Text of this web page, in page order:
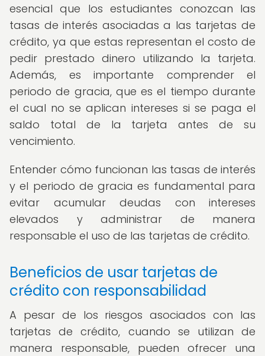
esencial que los estudiantes conozcan las
tasas de interés asociadas a las tarjetas de
crédito, ya que estas representan el costo de
pedir prestado dinero utilizando la tarjeta.
Además, es importante comprender el
periodo de gracia, que es el tiempo durante
el cual no se aplican intereses si se paga el
saldo total de la tarjeta antes de su
vencimiento.
Entender cómo funcionan las tasas de interés
y el periodo de gracia es fundamental para
evitar acumular deudas con intereses
elevados y administrar de manera
responsable el uso de las tarjetas de crédito.
Beneficios de usar tarjetas de
crédito con responsabilidad
A pesar de los riesgos asociados con las
tarjetas de crédito, cuando se utilizan de
manera responsable, pueden ofrecer una